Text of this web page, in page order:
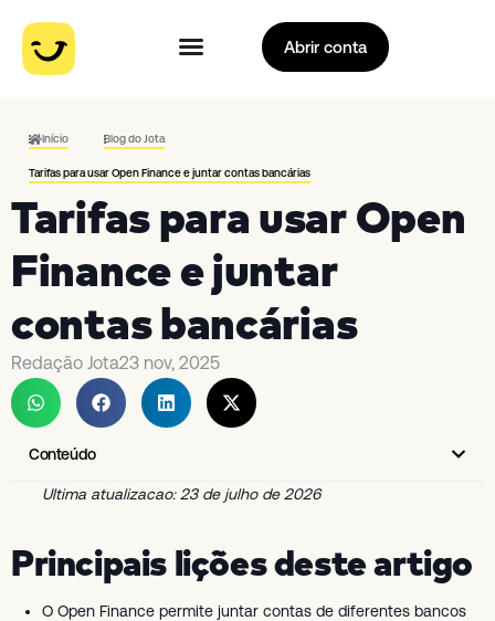
Abrir conta
Início Blog do Jota
Tarifas para usar Open Finance e juntar contas bancárias
Tarifas para usar Open
Finance e juntar
contas bancárias
Redação Jota23 nov, 2025
Conteúdo
Ultima atualizacao: 23 de julho de 2026
Principais lições deste artigo
O Open Finance permite juntar contas de diferentes bancos